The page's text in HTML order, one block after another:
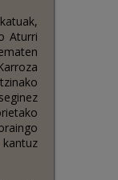
Aturri